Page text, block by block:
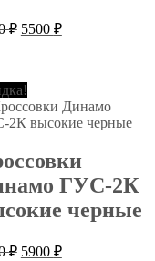
₽ Первоначальная
5500 ₽Текущая
ГУС-2К
черные
₽ Первоначальная
5900 ₽Текущая